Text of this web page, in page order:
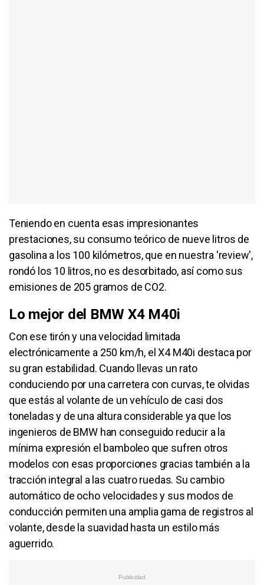
Teniendo en cuenta esas impresionantes
prestaciones, su consumo teórico de nueve litros de
gasolina a los 100 kilómetros, que en nuestra 'review',
rondó los 10 litros, no es desorbitado, así como sus
emisiones de 205 gramos de CO2.
Lo mejor del BMW X4 M40i
Con ese tirón y una velocidad limitada
electrónicamente a 250 km/h, el X4 M40i destaca por
su gran estabilidad. Cuando llevas un rato
conduciendo por una carretera con curvas, te olvidas
que estás al volante de un vehículo de casi dos
toneladas y de una altura considerable ya que los
ingenieros de BMW han conseguido reducir a la
mínima expresión el bamboleo que sufren otros
modelos con esas proporciones gracias también a la
tracción integral a las cuatro ruedas. Su cambio
automático de ocho velocidades y sus modos de
conducción permiten una amplia gama de registros al
volante, desde la suavidad hasta un estilo más
aguerrido.